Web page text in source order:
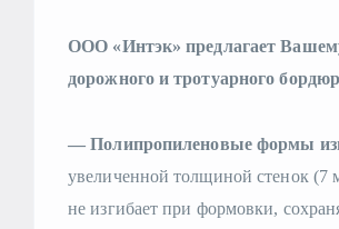
ООО «Интэк» предлагает
дорожного и тротуарного
— Полипропиленовые формы
увеличенной толщиной стенок
не изгибает при формовки,